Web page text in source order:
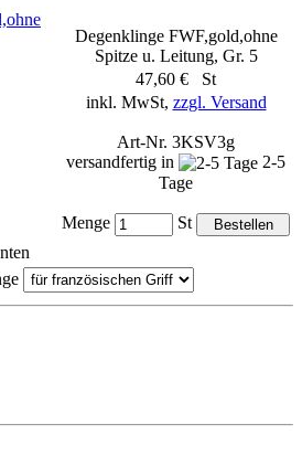
Degenklinge FWF,gold,ohne
Spitze u. Leitung, Gr. 5
47,60 € St
inkl. MwSt, zzgl. Versand
Art-Nr. 3KSV3g
versandfertig in
2-5
Tage
Menge
St